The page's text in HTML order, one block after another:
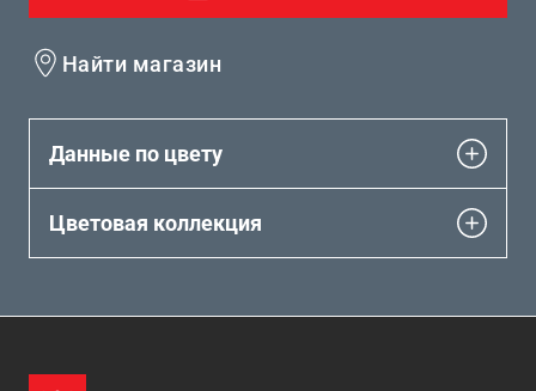
Найти магазин
Данные по цвету
Цветовая коллекция